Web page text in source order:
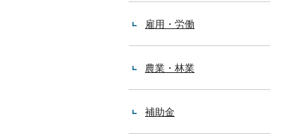
雇用・労働
農業・林業
補助金